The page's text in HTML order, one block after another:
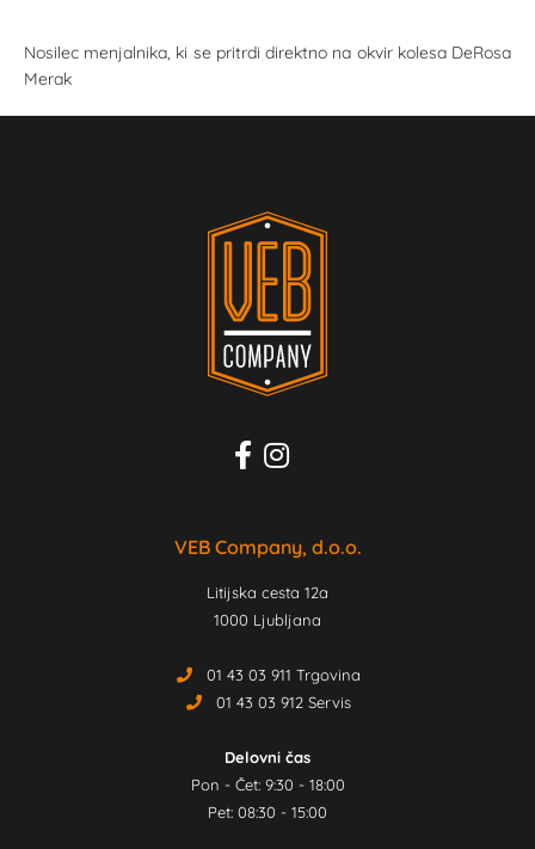
Nosilec menjalnika, ki se pritrdi direktno na okvir kolesa DeRosa
Merak
VEB Company, d.o.o.
Litijska cesta 12a
1000 Ljubljana
01 43 03 911 Trgovina
01 43 03 912 Servis
Delovni čas
Pon - Čet: 9:30 - 18:00
Pet: 08:30 - 15:00